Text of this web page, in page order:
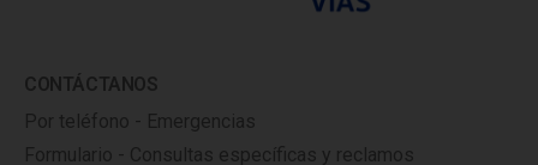
CONTÁCTANOS
Por teléfono - Emergencias
Formulario - Consultas específicas y reclamos